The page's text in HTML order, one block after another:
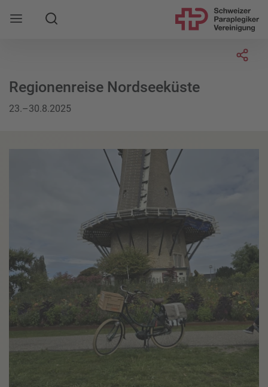
Mobile Navigation öffnen
Suche
Regionenreise Nordseeküste
23.–30.8.2025